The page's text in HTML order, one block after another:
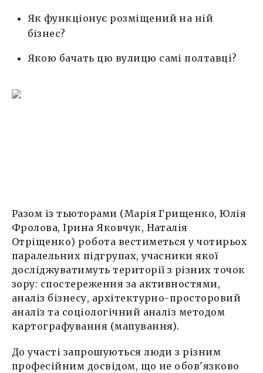
Як функціонує розміщений на ній
бізнес?
Якою бачать цю вулицю самі полтавці?
Разом із тьюторами (Марія Грищенко, Юлія
Фролова, Ірина Яковчук, Наталія
Отріщенко) робота вестиметься у чотирьох
паралельних підгрупах, учасники якої
досліджуватимуть території з різних точок
зору: спостереження за активностями,
аналіз бізнесу, архітектурно-просторовий
аналіз та соціологічний аналіз методом
картографування (мапування).
До участі запрошуються люди з різним
професійним досвідом, що не обов'язково